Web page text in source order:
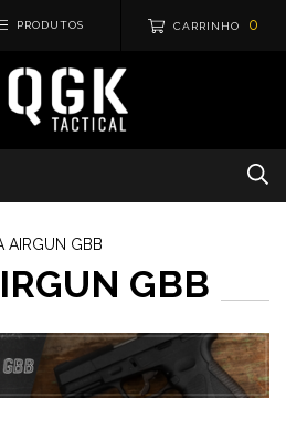
PRODUTOS CARRINHO 0
AIRGUN GBB
GBB